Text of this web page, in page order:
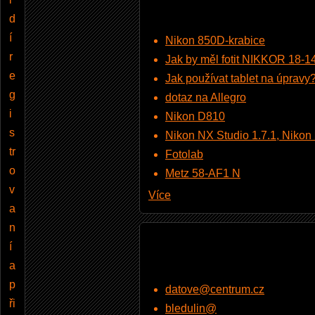
d
í
r
e
g
i
s
tr
o
v
a
n
í
a
p
ři
Nikon 850D-krabice
Jak by měl fotit NIKKOR 18-
Jak používat tablet na
dotaz na Allegro
Nikon D810
Nikon NX Studio 1.7.1,
Fotolab
Metz 58-AF1 N
Více
datove@centrum.cz
bledulin@